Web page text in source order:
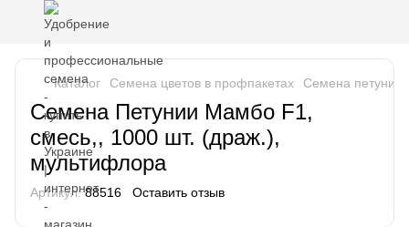
Каталог Семена цветов в профпакетах Семена
Семена Петунии Мамбо F1,
смесь,, 1000 шт. (драж.),
мультифлора
Артикул:88516 Оставить отзыв